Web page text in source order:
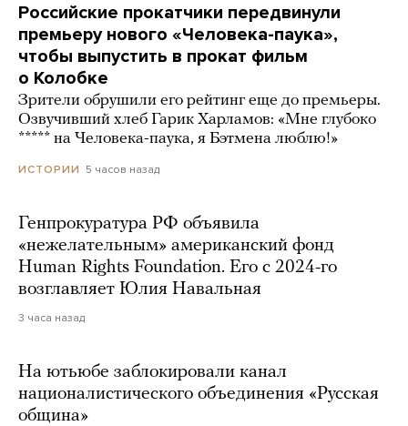
Российские прокатчики передвинули
премьеру нового «Человека-паука»,
чтобы выпустить в прокат фильм
о Колобке
Зрители обрушили его рейтинг еще до премьеры.
Озвучивший хлеб Гарик Харламов: «Мне глубоко
***** на Человека-паука, я Бэтмена люблю!»
ИСТОРИИ 5 часов назад
Генпрокуратура РФ объявила
«нежелательным» американский фонд
Human Rights Foundation. Его с 2024-го
возглавляет Юлия Навальная
3 часа назад
На ютьюбе заблокировали канал
националистического объединения «Русская
община»